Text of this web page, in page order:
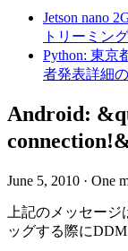
Jetson nano
トリーミング
Python: 東京
者発表詳細
Android:
June 5, 2010 · One
上記のメッセー
ッグする際に